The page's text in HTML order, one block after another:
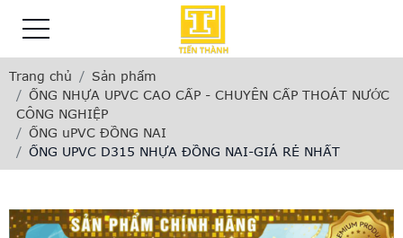
Trang chủ
Sản phẩm
ỐNG NHỰA UPVC CAO CẤP - CHUYÊN CẤP THOÁT NƯỚC
CÔNG NGHIỆP
ỐNG uPVC ĐỒNG NAI
ỐNG UPVC D315 NHỰA ĐỒNG NAI-GIÁ RẺ NHẤT